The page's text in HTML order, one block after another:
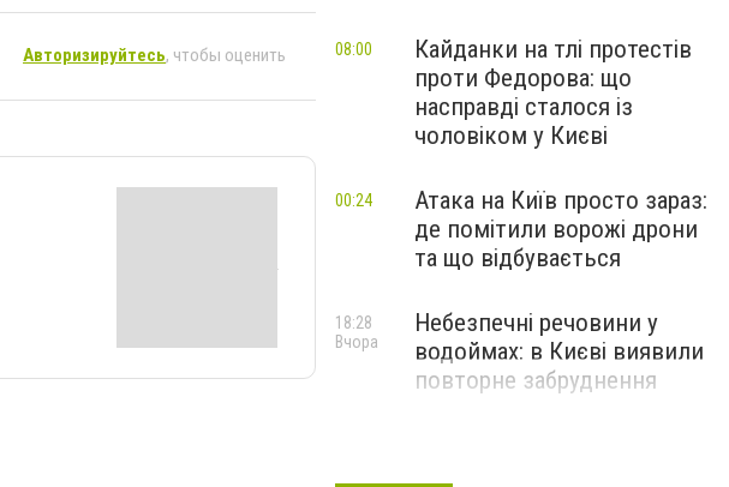
Авторизируйтесь, чтобы оценить
Кайданки на тлі протестів
проти Федорова: що
насправді сталося із
чоловіком у Києві
08:00
Атака на Київ просто зараз:
де помітили ворожі дрони
та що відбувається
00:24
Небезпечні речовини у
водоймах: в Києві виявили
повторне забруднення
18:28
Вчора